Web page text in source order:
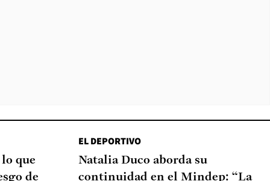
que
de
EL DEPORTIVO
Natalia Duco aborda su
continuidad en el Mindep: “La